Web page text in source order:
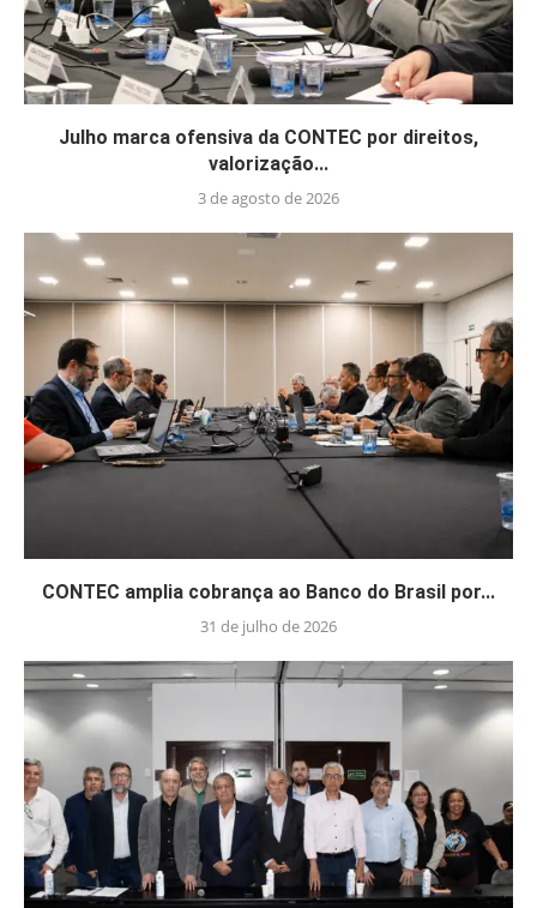
Julho marca ofensiva da CONTEC por direitos,
valorização...
3 de agosto de 2026
CONTEC amplia cobrança ao Banco do Brasil por...
31 de julho de 2026